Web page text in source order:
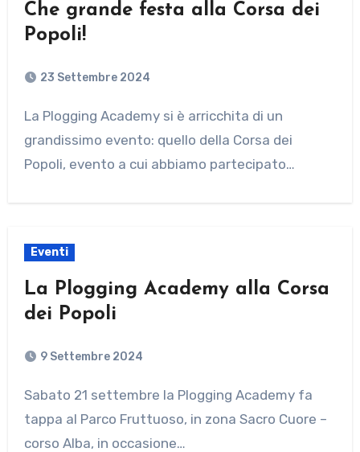
Che grande festa alla Corsa dei
Popoli!
23 Settembre 2024
La Plogging Academy si è arricchita di un
grandissimo evento: quello della Corsa dei
Popoli, evento a cui abbiamo partecipato…
Eventi
La Plogging Academy alla Corsa
dei Popoli
9 Settembre 2024
Sabato 21 settembre la Plogging Academy fa
tappa al Parco Fruttuoso, in zona Sacro Cuore –
corso Alba, in occasione…